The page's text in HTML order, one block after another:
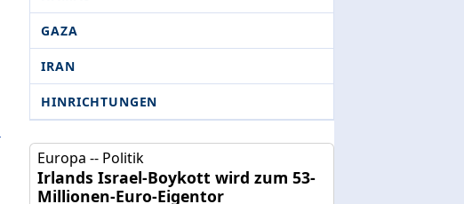
GAZA
IRAN
HINRICHTUNGEN
Europa -- Politik
Irlands Israel-Boykott wird zum 53-
Millionen-Euro-Eigentor